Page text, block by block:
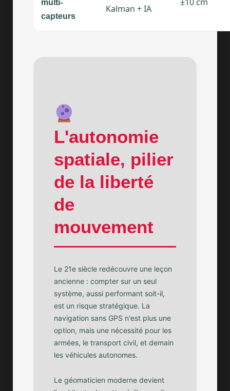
multi-
capteurs
Kalman + IA
L'autonomie
spatiale, pilier
de la liberté
de
mouvement
Le 21e siècle redécouvre une leçon
ancienne : compter sur un seul
système, aussi performant soit-il,
est un risque stratégique. La
navigation sans GPS n'est plus une
option, mais une nécessité pour les
armées, le transport civil, et demain
les véhicules autonomes.
Le géomaticien moderne devient